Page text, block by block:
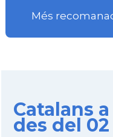
Més
Catalans
des del